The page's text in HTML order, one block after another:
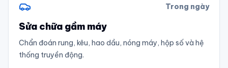
Trong ngày
Sửa chữa gầm máy
Chẩn đoán rung, kêu, hao dầu, nóng máy, hộp số và hệ
thống truyền động.